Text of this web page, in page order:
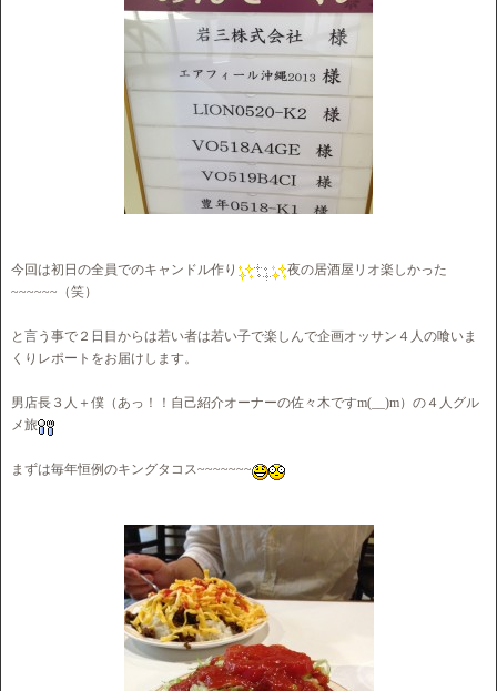
今回は初日の全員でのキャンドル作り
夜の居酒屋リオ楽しかった
~~~~~~（笑）
と言う事で２日目からは若い者は若い子で楽しんで企画オッサン４人の喰いま
くりレポートをお届けします。
男店長３人＋僕（あっ！！自己紹介オーナーの佐々木ですm(__)m）の４人グル
メ旅
まずは毎年恒例のキングタコス~~~~~~~